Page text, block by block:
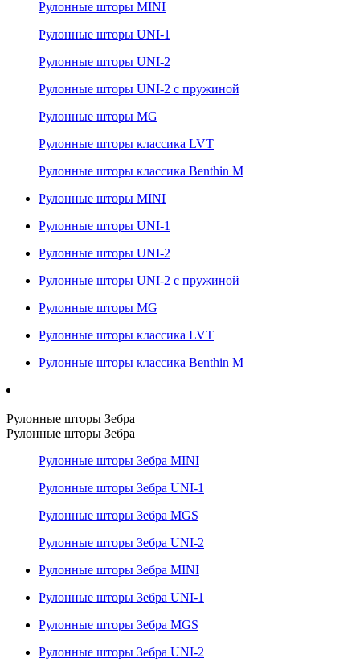
Рулонные шторы MINI
Рулонные шторы UNI-1
Рулонные шторы UNI-2
Рулонные шторы UNI-2 с пружиной
Рулонные шторы MG
Рулонные шторы классика LVT
Рулонные шторы классика Benthin M
Рулонные шторы MINI
Рулонные шторы UNI-1
Рулонные шторы UNI-2
Рулонные шторы UNI-2 с пружиной
Рулонные шторы MG
Рулонные шторы классика LVT
Рулонные шторы классика Benthin M
Рулонные шторы Зебра
Рулонные шторы Зебра
Рулонные шторы Зебра MINI
Рулонные шторы Зебра UNI-1
Рулонные шторы Зебра MGS
Рулонные шторы Зебра UNI-2
Рулонные шторы Зебра MINI
Рулонные шторы Зебра UNI-1
Рулонные шторы Зебра MGS
Рулонные шторы Зебра UNI-2